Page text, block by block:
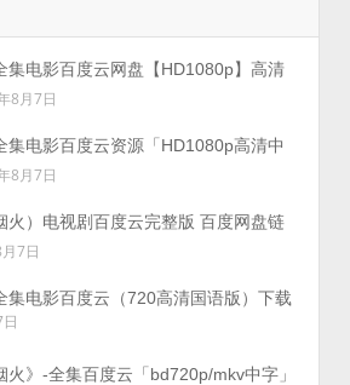
集电影百度云网盘【HD1080p】高清
8月7日
集电影百度云资源「HD1080p高清中
8月7日
火）电视剧百度云完整版 百度网盘链
7日
集电影百度云（720高清国语版）下载
火》-全集百度云「bd720p/mkv中字」